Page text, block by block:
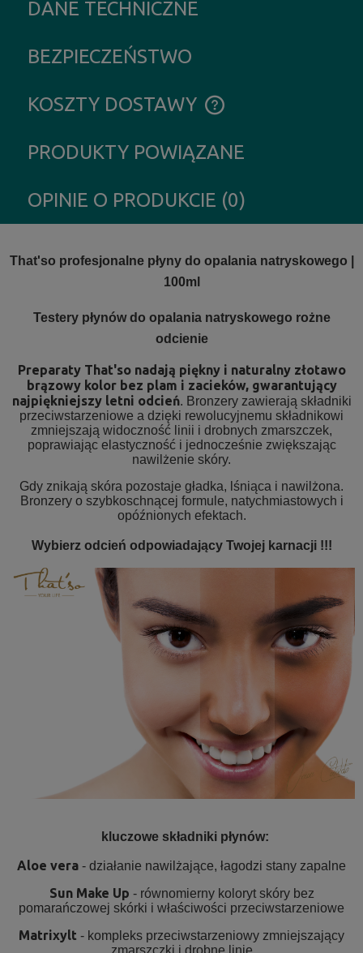
DANE TECHNICZNE
BEZPIECZEŃSTWO
KOSZTY DOSTAWY
CENA NIE ZAWIERA EWENTUALNYCH KOSZTÓW PŁATNOŚCI
PRODUKTY POWIĄZANE
OPINIE O PRODUKCIE (0)
That'so profesjonalne płyny do opalania natryskowego |
100ml
Testery płynów do opalania natryskowego rożne
odcienie
Preparaty That'so nadają piękny i naturalny złotawo
brązowy kolor bez plam i zacieków, gwarantujący
najpiękniejszy letni odcień. Bronzery zawierają składniki
przeciwstarzeniowe a dzięki rewolucyjnemu składnikowi
zmniejszają widoczność linii i drobnych zmarszczek,
poprawiając elastyczność i jednocześnie zwiększając
nawilżenie skóry.
Gdy znikają skóra pozostaje gładka, lśniąca i nawilżona.
Bronzery o szybkoschnącej formule, natychmiastowych i
opóźnionych efektach.
Wybierz odcień odpowiadający Twojej karnacji !!!
kluczowe składniki płynów:
Aloe vera - działanie nawilżające, łagodzi stany zapalne
Sun Make Up - równomierny koloryt skóry bez
pomarańczowej skórki i właściwości przeciwstarzeniowe
Matrixylt - kompleks przeciwstarzeniowy zmniejszający